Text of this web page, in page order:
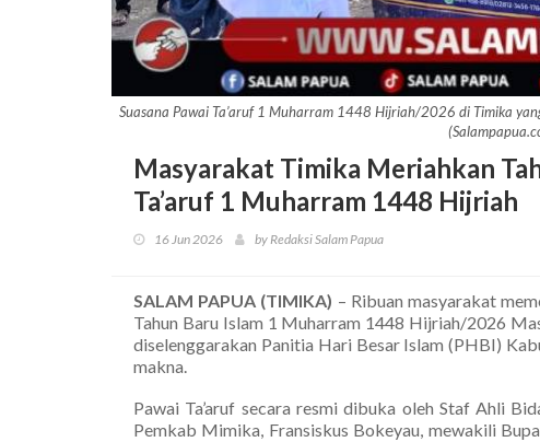
Suasana Pawai Ta’aruf 1 Muharram 1448 Hijriah/2026 di Timika
Masyarakat Timika Meriahkan
Ta’aruf 1 Muharram 1448 Hijriah
16 Jun 2026 by Redaksi Salam Papua
SALAM PAPUA (TIMIKA) – Ribuan masyarakat
Tahun Baru Islam 1 Muharram 1448 Hijriah/2026
diselenggarakan Panitia Hari Besar Islam (PHBI)
makna.
Pawai Ta’aruf secara resmi dibuka oleh Staf Ahli
Pemkab Mimika, Fransiskus Bokeyau, mewakili